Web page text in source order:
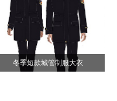
冬季短款城管制服大衣